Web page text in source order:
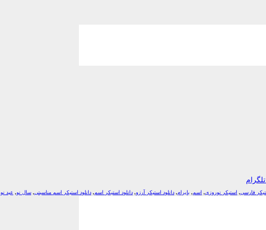
فارسی, استیکر نوروزی, اسم, بایرام, دانلود استیکر آرزو, دانلود استیکر اسم, دانلود استیکر اسم مناسبتی, سال نو, عید